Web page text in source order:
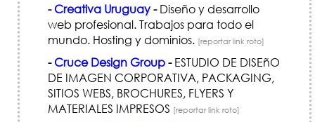
-Creativa Uruguay-Diseño y desarrollo
web profesional. Trabajos para todo el
mundo. Hosting y dominios. [reportar link roto]
-Cruce Design Group-ESTUDIO DE DISEñO
DE IMAGEN CORPORATIVA, PACKAGING,
SITIOS WEBS, BROCHURES, FLYERS Y
MATERIALES IMPRESOS [reportar link roto]